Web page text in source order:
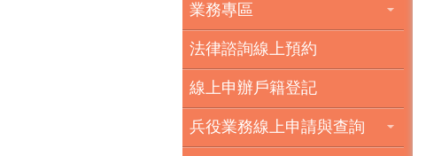
業務專區
法律諮詢線上預約
線上申辦戶籍登記
兵役業務線上申請與查詢